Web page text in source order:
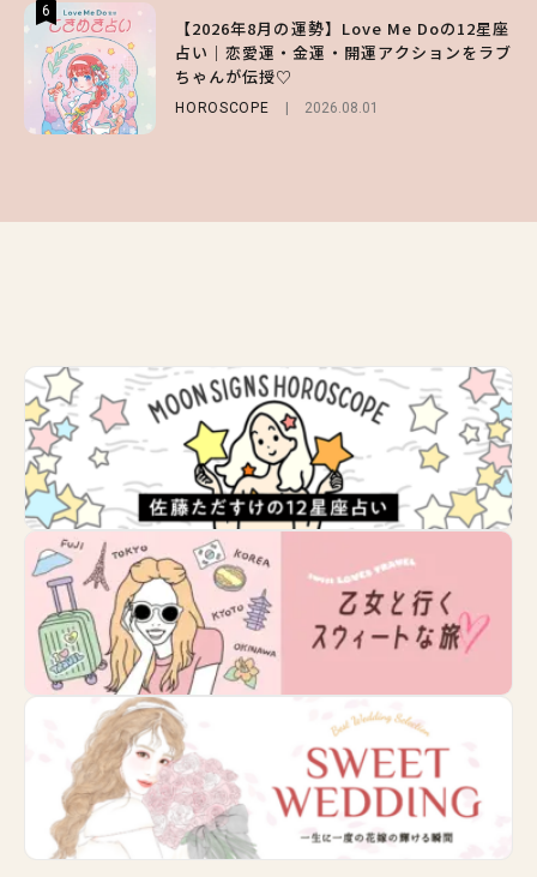
6
【2026年8月の運勢】Love Me Doの12星座
占い｜恋愛運・金運・開運アクションをラブ
ちゃんが伝授♡
HOROSCOPE 2026.08.01
6
【ALD1】グループの魅力＆素顔に迫る♡ 一
問一答をお届け！【sweet web独占】
6
【GU】夏の“主役級”アイテム決定！ヘルシ
ー＆可愛すぎる「大人の肌見せ」トップス3
選
FASHION 2026.07.19